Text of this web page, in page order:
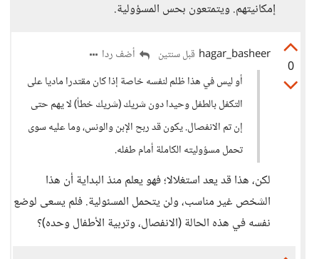
إمكانيتهم. ويتمتعون بحس المسؤولية.
0
hagar_basheer قبل سنتين
أضف ردا
أو ليس في هذا ظلم لنفسه خاصة إذا كان مقتدرا ماديا على
التكفل بالطفل وحيدا دون شريك (شريك خطأ) لا يهم حتى
إن تم الانفصال. يكون قد ربح الإبن والونس، وما عليه سوى
تحمل مسؤوليته الكاملة أمام طفله.
لكن، هذا قد يعد استغلالا؛ فهو يعلم منذ البداية أن هذا
الشخص غير مناسب، ولن يتحمل المسئولية. فلم يسعى لوضع
نفسه في هذه الحالة (الانفصال، وتربية الأطفال وحده)؟